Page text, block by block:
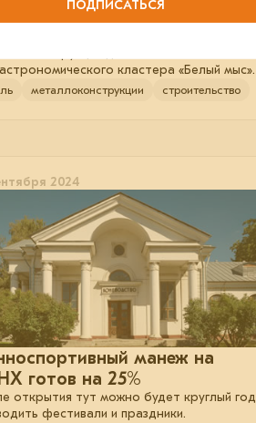
винный город
кластера «Белый мыс».
металлоконструкции строительство
2024
манеж на
готов на 25%
открытия тут можно будет круглый год
фестивали и праздники.
ПОДПИСАТЬСЯ